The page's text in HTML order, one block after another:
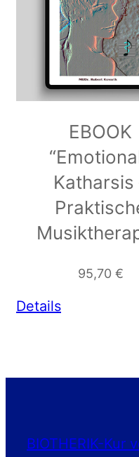
EBOOK
Katharsis
95,70 €
Details
BIOTHERIK-Kur